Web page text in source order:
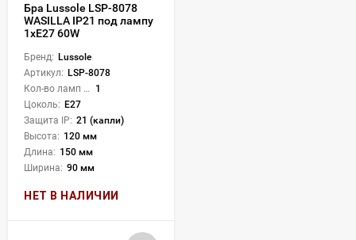
Бра Lussole LSP-8078
WASILLA IP21 под лампу
1xE27 60W
Бренд: Lussole
Артикул: LSP-8078
Кол-во ламп или LED:
1
Цоколь: E27
Защита IP: 21 (капли)
Высота: 120 мм
Длина: 150 мм
Ширина: 90 мм
НЕТ В НАЛИЧИИ